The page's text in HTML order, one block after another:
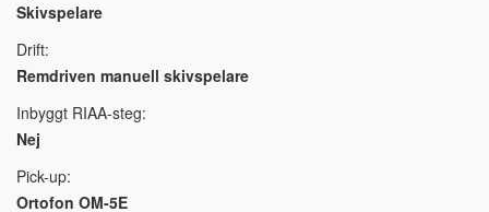
Skivspelare
Drift:
Remdriven manuell skivspelare
Inbyggt RIAA-steg:
Nej
Pick-up:
Ortofon OM-5E